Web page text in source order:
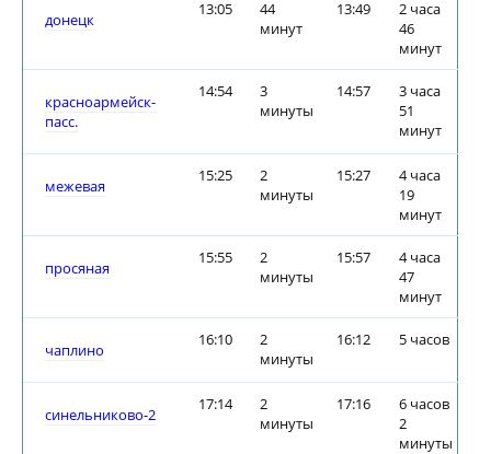
донецк
13:05
44
минут
13:49
2 часа
46
минут
красноармейск-
пасс.
14:54
3
минуты
14:57
3 часа
51
минут
межевая
15:25
2
минуты
15:27
4 часа
19
минут
просяная
15:55
2
минуты
15:57
4 часа
47
минут
чаплино
16:10
2
минуты
16:12 5 часов
синельниково-2
17:14
2
минуты
17:16
6 часов
2
минуты